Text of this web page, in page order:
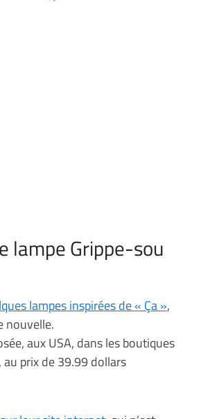
lampe Grippe-sou
lampes inspirées de « Ça »,
nouvelle.
aux USA, dans les boutiques
prix de 39.99 dollars